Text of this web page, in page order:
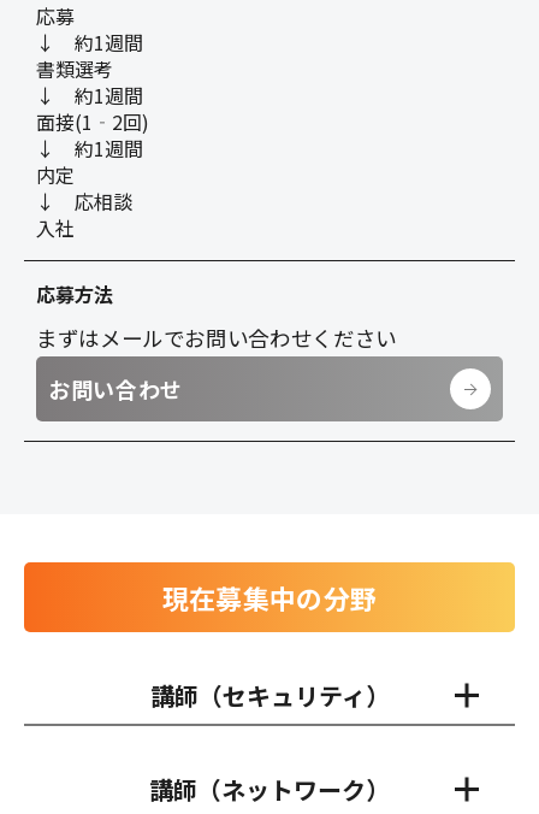
応募
↓ 約1週間
書類選考
↓ 約1週間
面接(1‐2回)
↓ 約1週間
内定
↓ 応相談
入社
応募方法
まずはメールでお問い合わせください
お問い合わせ
現在募集中の分野
講師（セキュリティ）
講師（ネットワーク）